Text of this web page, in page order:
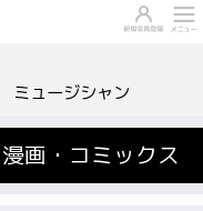
ミュージシャン
画・コミックス